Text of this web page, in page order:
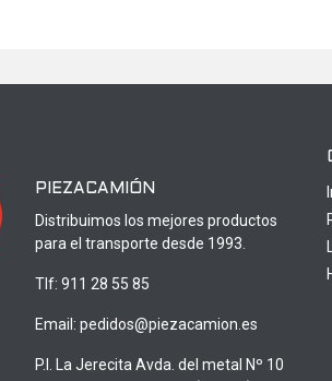
PIEZACAMIÓN
Distribuimos los mejores productos
para el transporte desde 1993.
Tlf:911 28 55 85
Email:pedidos@piezacamion.es
P.I. La Jerecita Avda. del metal Nº 10